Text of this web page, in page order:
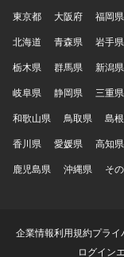
東京都 大阪府 福岡県
北海道
青森県 岩手県
栃木県
群馬県 新潟県
岐阜県
静岡県 三重県
和歌山県
鳥取県 島
香川県
愛媛県 高知県
鹿児島県
沖縄県 そ
企業情報利用規約プライ
ログイン